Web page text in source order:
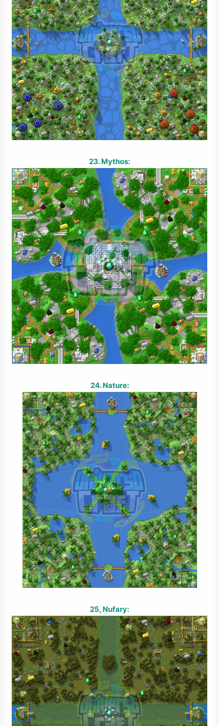
23. Mythos:
24. Nature:
25, Nufary: